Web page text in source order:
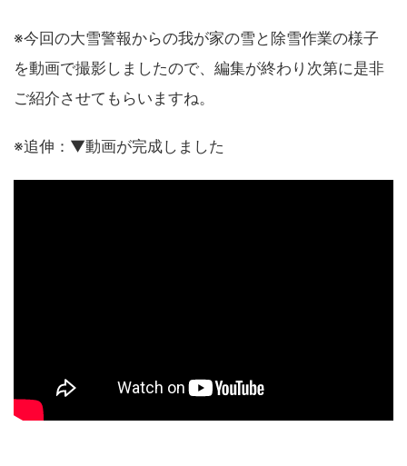
※今回の大雪警報からの我が家の雪と除雪作業の様子
を動画で撮影しましたので、編集が終わり次第に是非
ご紹介させてもらいますね。
※追伸：▼動画が完成しました